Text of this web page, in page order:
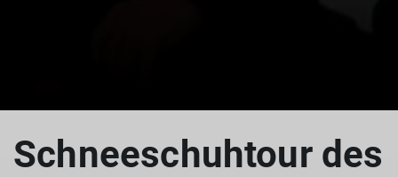
Schneeschuhtour des